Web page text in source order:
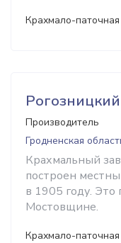
Крахмало-
Производитель
Гродненская
Крахмальный
построен
в 1905 году. Это
Мостовщине.
Крахмало-